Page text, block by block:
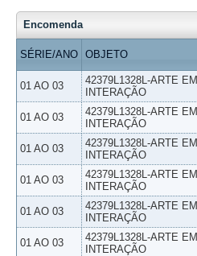
Encomenda
SÉRIE/ANO OBJETO
01 AO 03
42379L1328L-ARTE EM
INTERAÇÃO
01 AO 03
42379L1328L-ARTE EM
INTERAÇÃO
01 AO 03
42379L1328L-ARTE EM
INTERAÇÃO
01 AO 03
42379L1328L-ARTE EM
INTERAÇÃO
01 AO 03
42379L1328L-ARTE EM
INTERAÇÃO
01 AO 03
42379L1328L-ARTE EM
INTERAÇÃO